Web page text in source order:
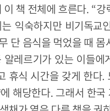
책 전체에 흐른다. “강
익숙하지만 비기독교
단 음식을 먹었을 때 몸
레르기가 있는 이들에
휴식 시간을 갖게 한다.
해당한다. 그래서 한국